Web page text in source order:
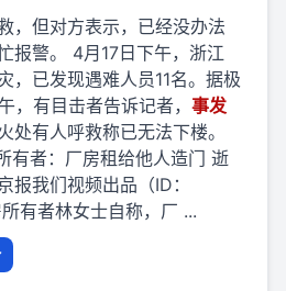
，但对方表示，已经没办法
报警。 4月17日下午，浙江
，已发现遇难人员11名。据极
，有目击者告诉记者， 事发
处有人呼救称已无法下楼。
有者：厂房租给他人造门 逝
报我们视频出品（ID：
有者林女士自称，厂 ...